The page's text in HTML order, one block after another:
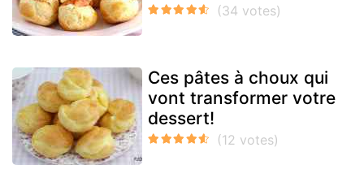
Ces pâtes à choux qui
vont transformer votre
dessert!